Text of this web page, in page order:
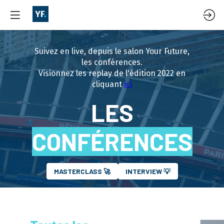
Suivez en live, depuis le salon Your Future,
les conférences.
Visionnez les replay de l'édition 2022 en
cliquantici
LES
CONFÉRENCES
MASTERCLASS 🚀 INTERVIEW 💡